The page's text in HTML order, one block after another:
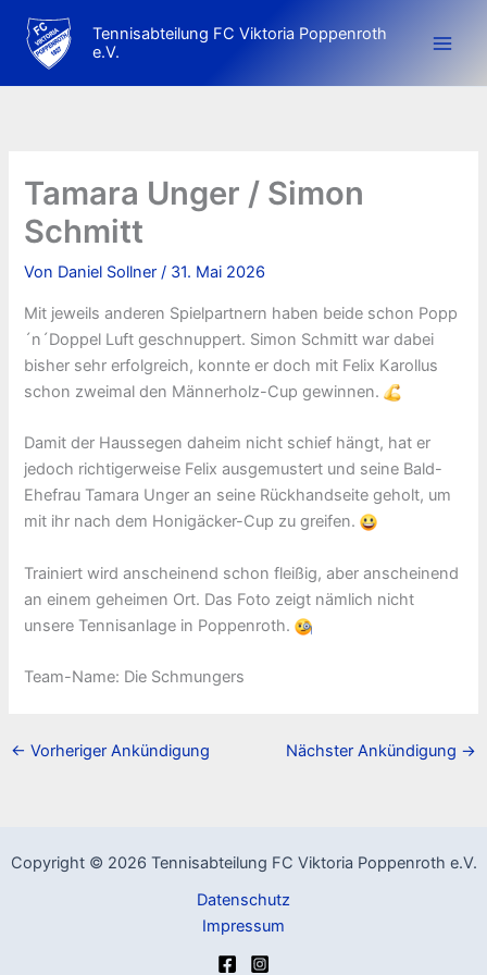
Inhalt
springen
Tennisabteilung FC Viktoria Poppenroth
e.V.
Tamara Unger / Simon
Schmitt
Von Daniel Sollner/ 31. Mai 2026
Mit jeweils anderen Spielpartnern haben beide schon Popp
´n´Doppel Luft geschnuppert. Simon Schmitt war dabei
bisher sehr erfolgreich, konnte er doch mit Felix Karollus
schon zweimal den Männerholz-Cup gewinnen.
Damit der Haussegen daheim nicht schief hängt, hat er
jedoch richtigerweise Felix ausgemustert und seine Bald-
Ehefrau Tamara Unger an seine Rückhandseite geholt, um
mit ihr nach dem Honigäcker-Cup zu greifen.
Trainiert wird anscheinend schon fleißig, aber anscheinend
an einem geheimen Ort. Das Foto zeigt nämlich nicht
unsere Tennisanlage in Poppenroth.
Team-Name: Die Schmungers
← Vorheriger Ankündigung Nächster Ankündigung →
Copyright © 2026 Tennisabteilung FC Viktoria Poppenroth e.V.
Datenschutz
Impressum